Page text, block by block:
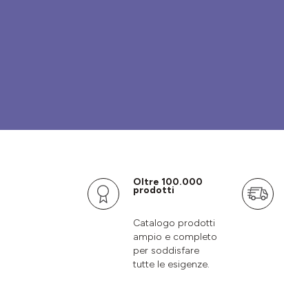
Oltre 100.000
prodotti
Catalogo prodotti
ampio e completo
per soddisfare
tutte le esigenze.